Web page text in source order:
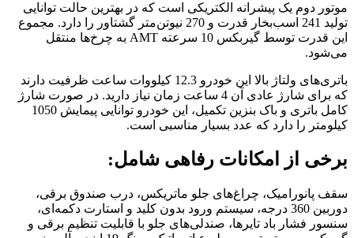
موتور دوم یک پیشرانه الکتریکی است که در بهترین حالت توانایی
تولید 241 اسب‌‎بخار قدرت و 270 نیوتن‌متر گشتاور را دارد. مجموع
این قدرت توسط گیربکس 10 سرعته AMT به چرخ‌ها منتقل
می‌شود.
باتری‌های ولتاژ بالا این خودرو 12.3 کیلووات ساعت ظرفیت دارند
که برای شارژ عادی آن 4 ساعت زمان نیاز دارید. در صورت شارژ
کامل باتری‌ و باک بنزین تکمیل، این خودرو توانایی پیمایش 1050
کیلومتر را دارد که عدد بسیار مناسبی است.
برخی از امکانات رفاهی شامل:
سقف پانورامیک، چراغ‌های جلو ماتریکس، درب صندوق برقی،
دوربین 360 درجه، سیستم ورود بدون کلید و استارت دکمه‌ای،
سنسور فشار باد تایرها، صندلی‌های جلو با قابلیت تنظیم برقی و